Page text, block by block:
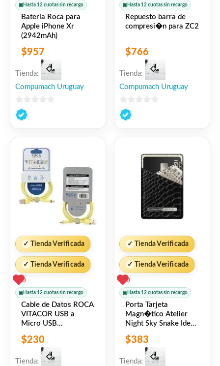
▣ Hasta 12 cuotas sin recargo
Bateria Roca para
Apple iPhone Xr
(2942mAh)
$957
Tienda:
Compumach Uruguay
0
de
▣ Hasta 12 cuotas sin recargo
Repuesto barra de
compresi�n para ZC2
$766
Tienda:
Compumach Uruguay
0
de
✓ Tienda Verificada
✓ Tienda Verificada
0
▣ Hasta 12 cuotas sin recargo
Cable de Datos ROCA
VITACOR USB a
Micro USB
TPE/2.1A/100cm
Amarillo
$230
Tienda:
✓ Tienda Verificada
✓ Tienda Verificada
0
▣ Hasta 12 cuotas sin recargo
Porta Tarjeta
Magn�tico Atelier
Night Sky Snake Ideal
of Sweden
$383
Tienda: